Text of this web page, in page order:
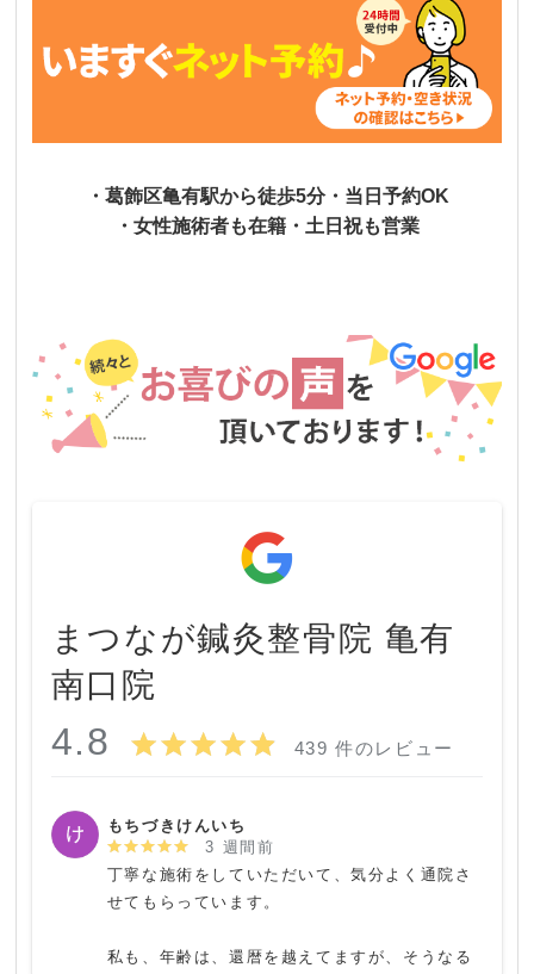
・葛飾区亀有駅から徒歩5分・当日予約OK
・女性施術者も在籍・土日祝も営業
まつなが鍼灸整骨院 亀有
南口院
4.8 439 件のレビュー
もちづきけんいち
3 週間前
丁寧な施術をしていただいて、気分よく通院さ
せてもらっています。
私も、年齢は、還暦を越えてますが、そうなる